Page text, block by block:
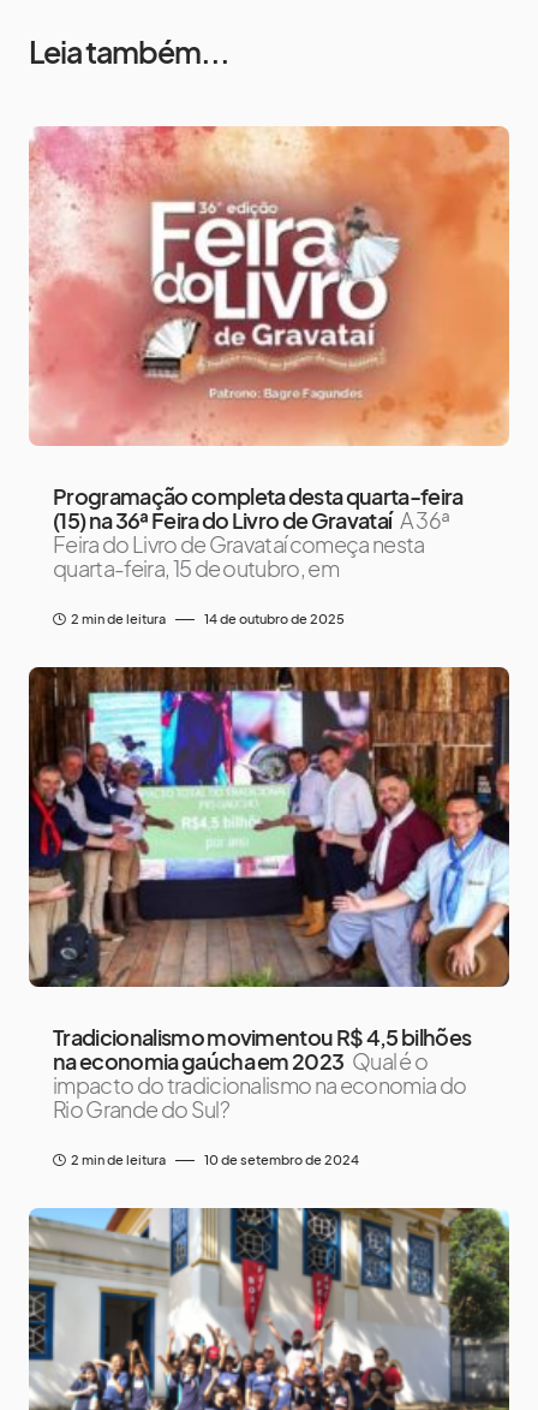
Leia também...
Programação completa desta quarta-feira
(15) na 36ª Feira do Livro de Gravataí A 36ª
Feira do Livro de Gravataí começa nesta
quarta-feira, 15 de outubro, em
2 min de leitura 14 de outubro de 2025
Tradicionalismo movimentou R$ 4,5 bilhões
na economia gaúcha em 2023 Qual é o
impacto do tradicionalismo na economia do
Rio Grande do Sul?
2 min de leitura 10 de setembro de 2024